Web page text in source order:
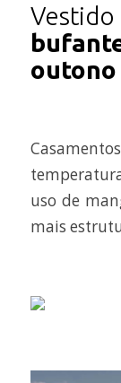
outono
uso de
mais